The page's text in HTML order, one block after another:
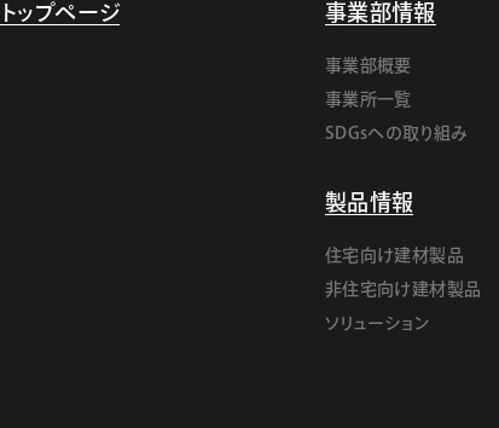
トップページ 事業部情報
事業部概要
事業所一覧
SDGsへの取り組み
製品情報
住宅向け建材製品
非住宅向け建材製品
ソリューション